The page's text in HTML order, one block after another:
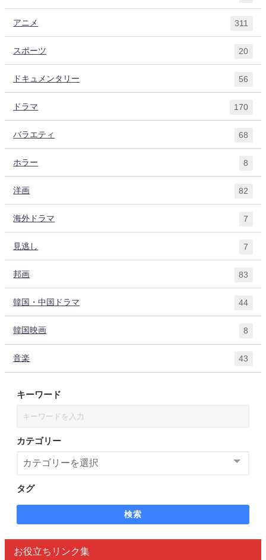
アニメ 311
スポーツ 20
ドキュメンタリー 56
ドラマ 170
バラエティ 68
ホラー 8
洋画 82
海外ドラマ 7
見逃し 7
邦画 83
韓国・中国ドラマ 44
韓国映画 8
音楽 43
キーワード
カテゴリー
タグ
検索
お役立ちリンク集